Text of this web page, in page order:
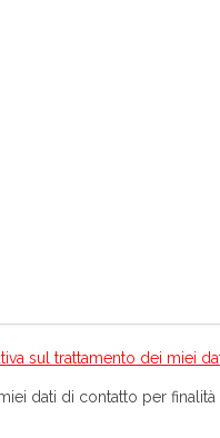
sul trattamento dei miei
dati di contatto per finalità